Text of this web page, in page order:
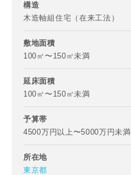
構造
木造軸組住宅（在来工法）
敷地面積
100㎡〜150㎡未満
延床面積
100㎡〜150㎡未満
予算帯
4500万円以上〜5000万円未満
所在地
東京都
市区町村
町名